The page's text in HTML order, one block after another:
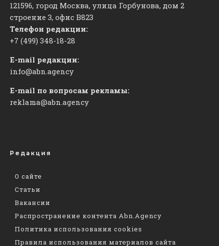
121596, город Москва, улица Горбунова, дом 2
строение 3, офис ​В823
Телефон редакции:
+7 (499) 348-18-28
E-mail редакции:
info@abn.agency
E-mail по вопросам рекламы:
reklama@abn.agency
Редакция
О сайте
Статьи
Вакансии
Распространение контента Abn.Agency
Политика использования cookies
Правила использования материалов сайта